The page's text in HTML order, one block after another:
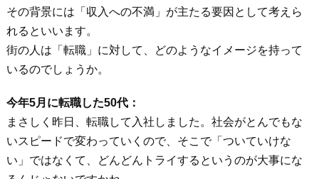
その背景には「収入への不満」が主たる要因として考えら
れるといいます。
街の人は「転職」に対して、どのようなイメージを持って
いるのでしょうか。
今年5月に転職した50代：
まさしく昨日、転職して入社しました。社会がとんでもな
いスピードで変わっていくので、そこで「ついていけな
い」ではなくて、どんどんトライするというのが大事にな